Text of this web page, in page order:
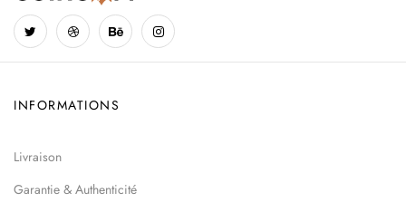
INFORMATIONS
Livraison
Garantie & Authenticité